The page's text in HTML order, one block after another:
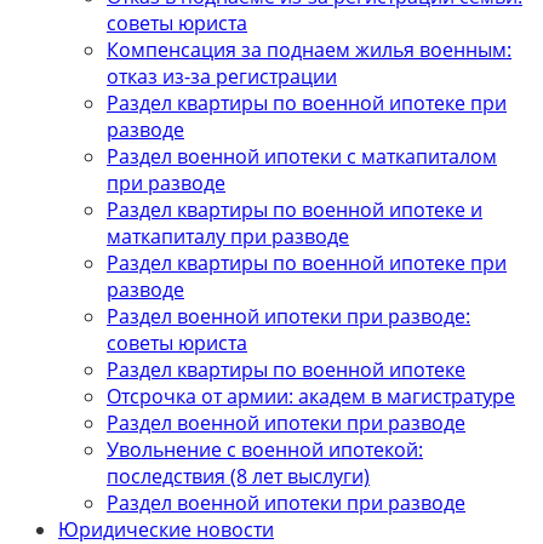
советы юриста
Компенсация за поднаем жилья военным:
отказ из-за регистрации
Раздел квартиры по военной ипотеке при
разводе
Раздел военной ипотеки с маткапиталом
при разводе
Раздел квартиры по военной ипотеке и
маткапиталу при разводе
Раздел квартиры по военной ипотеке при
разводе
Раздел военной ипотеки при разводе:
советы юриста
Раздел квартиры по военной ипотеке
Отсрочка от армии: академ в магистратуре
Раздел военной ипотеки при разводе
Увольнение с военной ипотекой:
последствия (8 лет выслуги)
Раздел военной ипотеки при разводе
Юридические новости